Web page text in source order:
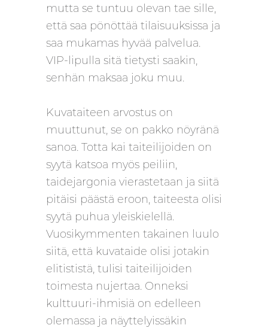
mutta se tuntuu olevan tae sille,
että saa pönöttää tilaisuuksissa ja
saa mukamas hyvää palvelua.
VIP-lipulla sitä tietysti saakin,
senhän maksaa joku muu.
Kuvataiteen arvostus on
muuttunut, se on pakko nöyränä
sanoa. Totta kai taiteilijoiden on
syytä katsoa myös peiliin,
taidejargonia vierastetaan ja siitä
pitäisi päästä eroon, taiteesta olisi
syytä puhua yleiskielellä.
Vuosikymmenten takainen luulo
siitä, että kuvataide olisi jotakin
elitististä, tulisi taiteilijoiden
toimesta nujertaa. Onneksi
kulttuuri-ihmisiä on edelleen
olemassa ja näyttelyissäkin